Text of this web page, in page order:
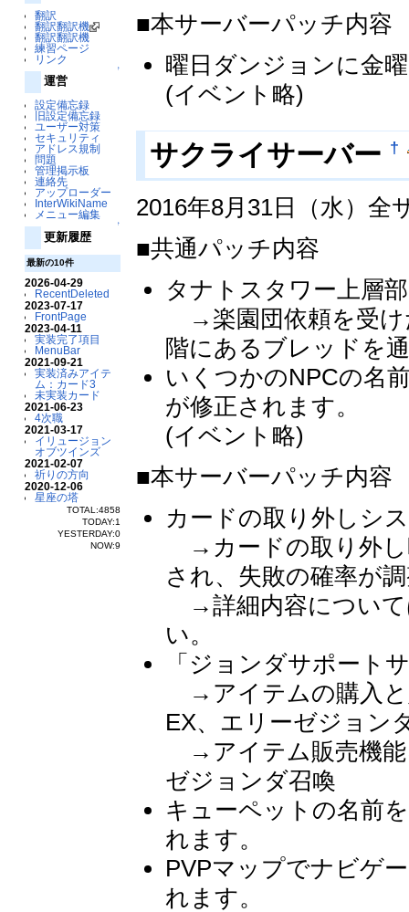
翻訳
翻訳翻訳機
翻訳翻訳機
練習ページ
リンク
↑
運営
設定備忘録
旧設定備忘録
ユーザー対策
セキュリティ
アドレス規制
問題
管理掲示板
連絡先
アップローダー
InterWikiName
メニュー編集
↑
更新履歴
最新の10件
2026-04-29
RecentDeleted
2023-07-17
FrontPage
2023-04-11
実装完了項目
MenuBar
2021-09-21
実装済みアイテ
ム：カード3
未実装カード
2021-06-23
4次職
2021-03-17
イリュージョン
オブツインズ
2021-02-07
祈りの方向
2020-12-06
星座の塔
TOTAL:4858
TODAY:1
YESTERDAY:0
NOW:9
■本サーバーパッチ内容
曜日ダンジョンに金
(イベント略)
サクライサーバー †
2016年8月31日（水）全
■共通パッチ内容
タナトスタワー上層
→楽園団依頼を受け
階にあるブレッドを
いくつかのNPCの名
が修正されます。
(イベント略)
■本サーバーパッチ内容
カードの取り外しシ
→カードの取り外し
され、失敗の確率が
→詳細内容について
い。
「ジョンダサポート
→アイテムの購入と
EX、エリーゼジョン
→アイテム販売機能
ゼジョンダ召喚
キューペットの名前
れます。
PVPマップでナビゲ
れます。